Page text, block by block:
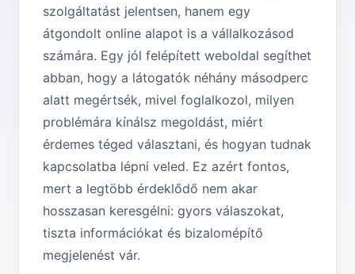
szolgáltatást jelentsen, hanem egy
átgondolt online alapot is a vállalkozásod
számára. Egy jól felépített weboldal segíthet
abban, hogy a látogatók néhány másodperc
alatt megértsék, mivel foglalkozol, milyen
problémára kínálsz megoldást, miért
érdemes téged választani, és hogyan tudnak
kapcsolatba lépni veled. Ez azért fontos,
mert a legtöbb érdeklődő nem akar
hosszasan keresgélni: gyors válaszokat,
tiszta információkat és bizalomépítő
megjelenést vár.